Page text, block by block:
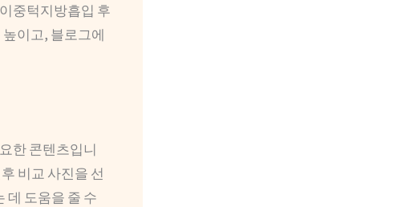
중턱지방흡입 후
이고, 블로그에
한 콘텐츠입니
비교 사진을 선
데 도움을 줄 수